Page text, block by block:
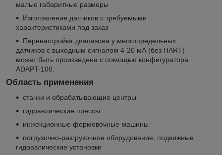
малые габаритные размеры
Изготовление датчиков с требуемыми
характеристиками под заказ
Перенастройка диапазона у многопредельных
датчиков с выходным сигналом 4-20 мА (без HART)
может быть произведена с помощью конфигуратора
ADAPT-100.
Область применения
станки и обрабатывающие центры
гидравлические прессы
инжекционные формовочные машины
погрузочно-разгрузочное оборудование, подвижные
гидравлические установки